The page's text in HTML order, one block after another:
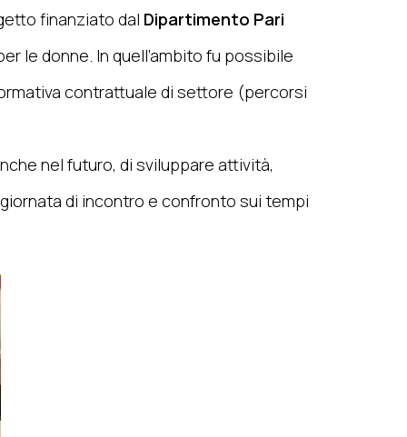
finanziato dal Dipartimento Pari
le donne. In quell’ambito fu possibile
contrattuale di settore (percorsi
nel futuro, di sviluppare attività,
di incontro e confronto sui tempi